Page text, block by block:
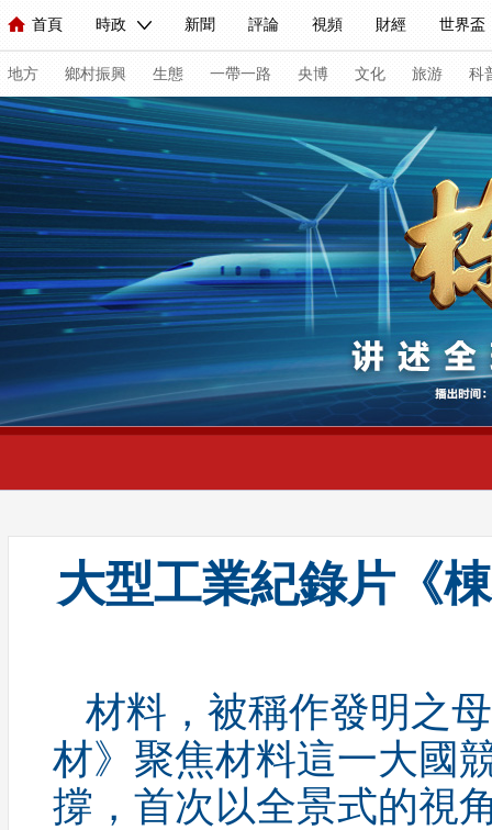
首頁 時政 新聞 評論 視頻 財經 世界盃
人民領袖習近平 聯播+ 中國領導人 央視快評 習式妙語
直播 欄目大全 節目單 聽音 微視頻 主持人
海外頻道 iPanda English Монгол
地方 鄉村振興 生態 一帶一路 央博 文化 旅游 科
總台春晚 網絡春晚 共産黨員網 秧紀錄 紀錄片網
新聞 國內 國際 評論 經濟 軍事 科技
人民領袖習近平 聯播+ 熱解讀 天天學習 習式妙語
視頻 直播中國 熊貓頻道
現場 前線 比劃 快看 藍海中國 新兵請入列
體育 直播 競猜 2026年世界盃 2026年冬奧會
大國智造 大國展會 大國保險 雲頂對話 雲起
CCTV.節目官網 直播 節目單 欄目 片庫 收視
大型工業紀錄片《
材料，被稱作發明之
材》聚焦材料這一大國
撐，首次以全景式的視